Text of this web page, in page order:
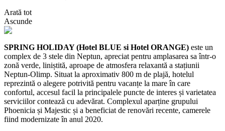
Arată tot
Ascunde
SPRING HOLIDAY (Hotel BLUE si Hotel ORANGE) este un
complex de 3 stele din Neptun, apreciat pentru amplasarea sa într-o
zonă verde, liniștită, aproape de atmosfera relaxantă a stațiunii
Neptun-Olimp. Situat la aproximativ 800 m de plajă, hotelul
reprezintă o alegere potrivită pentru vacanțe la mare în care
confortul, accesul facil la principalele puncte de interes și varietatea
serviciilor contează cu adevărat. Complexul aparține grupului
Phoenicia și Majestic și a beneficiat de renovări recente, camerele
fiind modernizate în anul 2020.